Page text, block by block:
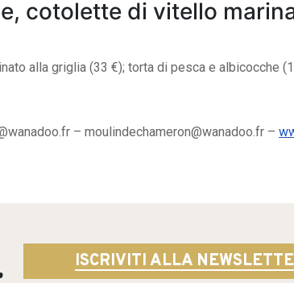
cotolette di vitello
alla griglia (33 €); torta di pesca e albicocche
– moulindechameron@wanadoo.fr –
ISCRIVITI ALLA